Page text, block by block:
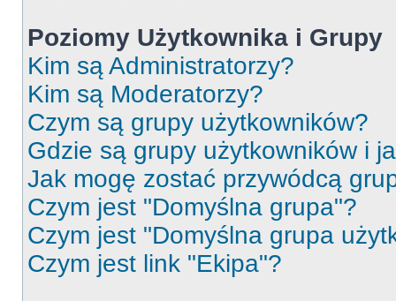
Poziomy Użytkownika i Grupy
Kim są Administratorzy?
Kim są Moderatorzy?
Czym są grupy użytkowników?
Gdzie są grupy użytkowników i
Jak mogę zostać przywódcą
Czym jest "Domyślna grupa"?
Czym jest "Domyślna grupa
Czym jest link "Ekipa"?